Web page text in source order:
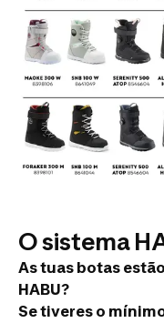
O sistema
As tuas botas
HABU?
Se tiveres o